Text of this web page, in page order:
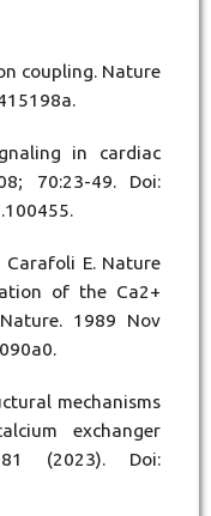
coupling. Nature
in cardiac
70:23-49. Doi:
Carafoli E. Nature
of the Ca2+
1989 Nov
mechanisms
exchanger
(2023). Doi: